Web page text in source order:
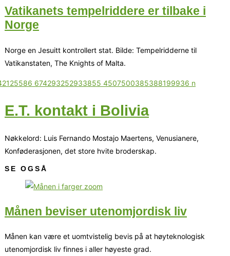
Vatikanets tempelriddere er tilbake i
Norge
Norge en Jesuitt kontrollert stat. Bilde: Tempelridderne til
Vatikanstaten, The Knights of Malta.
E.T. kontakt i Bolivia
Nøkkelord: Luis Fernando Mostajo Maertens, Venusianere,
Konføderasjonen, det store hvite broderskap.
SE OGSÅ
Månen beviser utenomjordisk liv
Månen kan være et uomtvistelig bevis på at høyteknologisk
utenomjordisk liv finnes i aller høyeste grad.